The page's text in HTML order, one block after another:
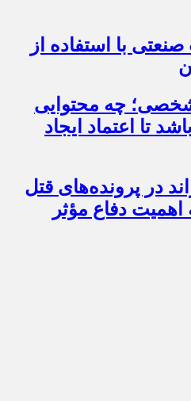
با استفاده از
چه محتوایی
تا اعتماد ایجاد
در پرونده‌های قتل
دفاع مؤثر